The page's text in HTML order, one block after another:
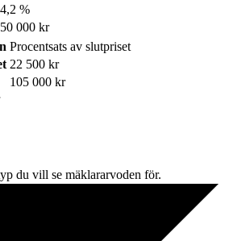
4,2 %
50 000 kr
Procentsats av slutpriset
22 500 kr
105 000 kr
du vill se mäklararvoden för.